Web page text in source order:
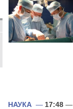
НАУКА — 17:48 —